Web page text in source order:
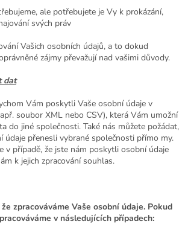
ale potřebujete je Vy k prokázání,
svých práv
Vašich osobních údajů, a to dokud
zájmy převažují nad vašimi důvody.
dat
Vám poskytli Vaše osobní údaje v
soubor XML nebo CSV), která Vám umožní
do jiné společnosti. Také nás můžete požádat,
údaje přenesli vybrané společnosti přímo my.
v případě, že jste nám poskytli osobní údaje
k jejich zpracování souhlas.
zpracováváme Vaše osobní údaje. Pokud
v následujících případech: